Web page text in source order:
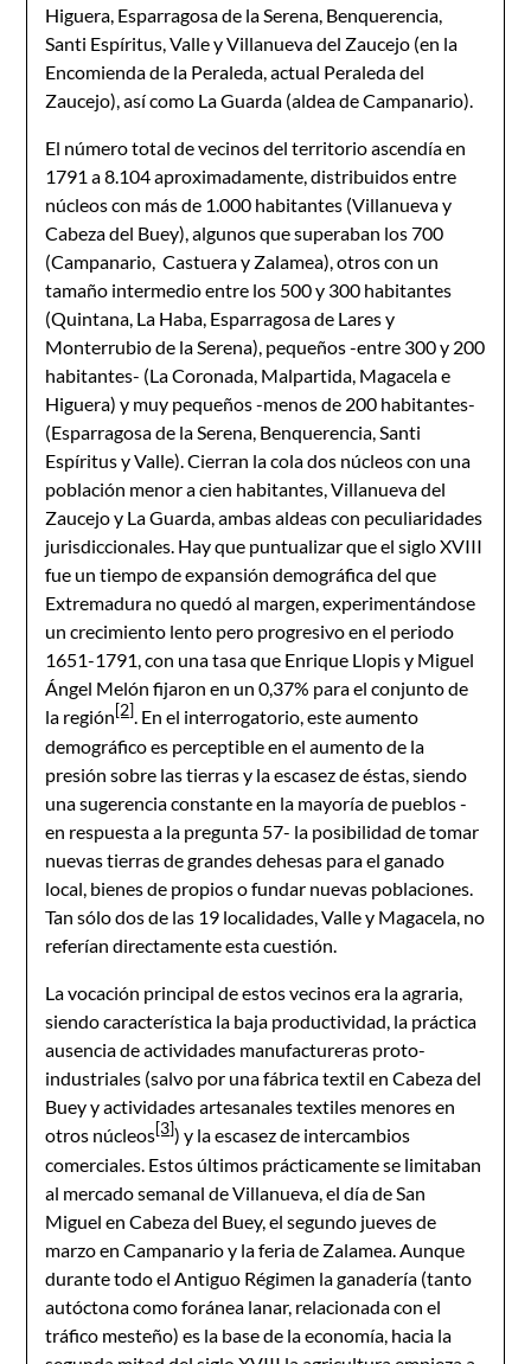
Higuera, Esparragosa de la Serena, Benquerencia,
Santi Espíritus, Valle y Villanueva del Zaucejo (en la
Encomienda de la Peraleda, actual Peraleda del
Zaucejo), así como La Guarda (aldea de Campanario).
El número total de vecinos del territorio ascendía en
1791 a 8.104 aproximadamente, distribuidos entre
núcleos con más de 1.000 habitantes (Villanueva y
Cabeza del Buey), algunos que superaban los 700
(Campanario, Castuera y Zalamea), otros con un
tamaño intermedio entre los 500 y 300 habitantes
(Quintana, La Haba, Esparragosa de Lares y
Monterrubio de la Serena), pequeños -entre 300 y 200
habitantes- (La Coronada, Malpartida, Magacela e
Higuera) y muy pequeños -menos de 200 habitantes-
(Esparragosa de la Serena, Benquerencia, Santi
Espíritus y Valle). Cierran la cola dos núcleos con una
población menor a cien habitantes, Villanueva del
Zaucejo y La Guarda, ambas aldeas con peculiaridades
jurisdiccionales. Hay que puntualizar que el siglo XVIII
fue un tiempo de expansión demográfica del que
Extremadura no quedó al margen, experimentándose
un crecimiento lento pero progresivo en el periodo
1651-1791, con una tasa que Enrique Llopis y Miguel
Ángel Melón fijaron en un 0,37% para el conjunto de
la región[2]. En el interrogatorio, este aumento
demográfico es perceptible en el aumento de la
presión sobre las tierras y la escasez de éstas, siendo
una sugerencia constante en la mayoría de pueblos -
en respuesta a la pregunta 57- la posibilidad de tomar
nuevas tierras de grandes dehesas para el ganado
local, bienes de propios o fundar nuevas poblaciones.
Tan sólo dos de las 19 localidades, Valle y Magacela, no
referían directamente esta cuestión.
La vocación principal de estos vecinos era la agraria,
siendo característica la baja productividad, la práctica
ausencia de actividades manufactureras proto-
industriales (salvo por una fábrica textil en Cabeza del
Buey y actividades artesanales textiles menores en
otros núcleos[3]) y la escasez de intercambios
comerciales. Estos últimos prácticamente se limitaban
al mercado semanal de Villanueva, el día de San
Miguel en Cabeza del Buey, el segundo jueves de
marzo en Campanario y la feria de Zalamea. Aunque
durante todo el Antiguo Régimen la ganadería (tanto
autóctona como foránea lanar, relacionada con el
tráfico mesteño) es la base de la economía, hacia la